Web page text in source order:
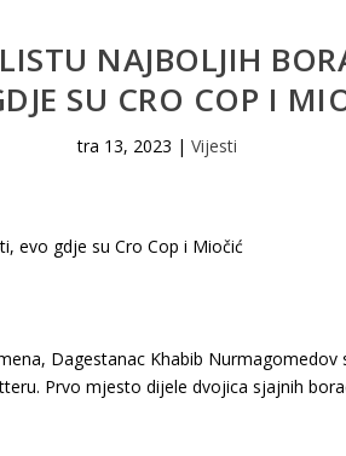
NAJBOLJIH
SU CRO COP I
tra 13, 2023 | Vijesti
Dagestanac Khabib
Prvo mjesto dijele dvojica sjajnih